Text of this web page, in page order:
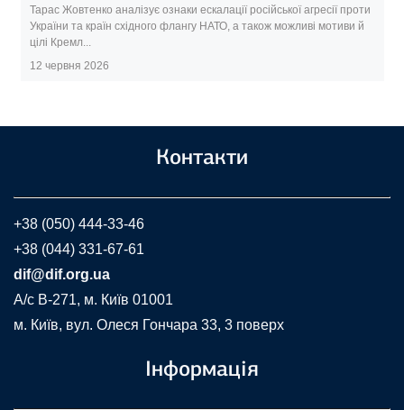
Тарас Жовтенко аналізує ознаки ескалації російської агресії проти
України та країн східного флангу НАТО, а також можливі мотиви й
цілі Кремл...
12 червня 2026
Контакти
+38 (050) 444-33-46
+38 (044) 331-67-61
dif@dif.org.ua
A/c В-271, м. Київ 01001
м. Київ, вул. Олеся Гончара 33, 3 поверх
Інформація